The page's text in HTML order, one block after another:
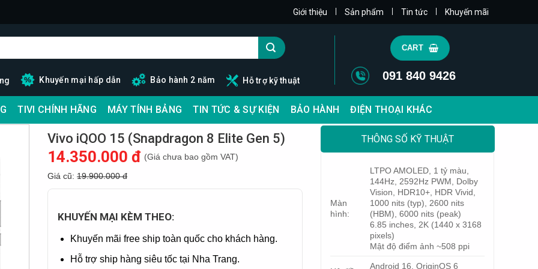
Giới thiệu Sản phẩm Tin tức Khuyến mãi
Khuyến mại hấp dẫn Bảo hành 2 năm Hỗ trợ kỹ thuật
CART
091 840 9426
TIVI CHÍNH HÃNG MÁY TÍNH BẢNG TIN TỨC & SỰ KIỆN BẢO HÀNH ĐIỆN THOẠI KHÁC
Vivo iQOO 15 (Snapdragon 8 Elite Gen 5)
14.350.000 đ (Giá chưa bao gồm VAT)
Giá cũ:19.900.000 đ
KHUYẾN MẠI KÈM THEO:
Khuyến mãi free ship toàn quốc cho khách hàng.
Hỗ trợ ship hàng siêu tốc tại Nha Trang.
THÔNG SỐ KỸ THUẬT
Màn
hình:
LTPO AMOLED, 1 tỷ màu,
144Hz, 2592Hz PWM, Dolby
Vision, HDR10+, HDR Vivid,
1000 nits (typ), 2600 nits
(HBM), 6000 nits (peak)
6.85 inches, 2K (1440 x 3168
pixels)
Mật độ điểm ảnh ~508 ppi
Android 16, OriginOS 6